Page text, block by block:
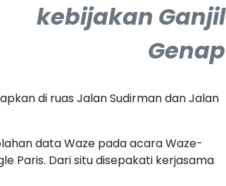
kebijakan Ganjil
Genap
di ruas Jalan Sudirman dan Jalan
data Waze pada acara Waze-
Paris. Dari situ disepakati kerjasama